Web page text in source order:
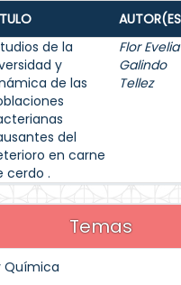
de la
y
de las
del
en carne
cerdo .
Flor Evelia
Galindo
Tellez
Temas
Química